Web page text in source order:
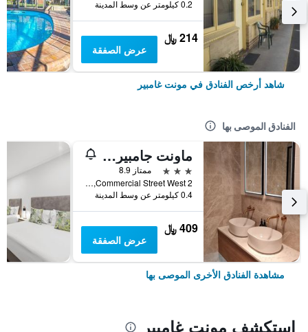
0.2 كيلومتر عن وسط المدينة
214 ﷼
عرض الصفقة
شاهد أرخص الفنادق في مونت غامبير
الفنادق الموصى بها
ماونت جامبير هوتل
3 نجوم
ممتاز 8.9
2 Commercial Street West, مونت غامبير, SA, أستراليا
0.4 كيلومتر عن وسط المدينة
409 ﷼
عرض الصفقة
مشاهدة الفنادق الأخرى الموصى بها
استكشف مونت غامبير